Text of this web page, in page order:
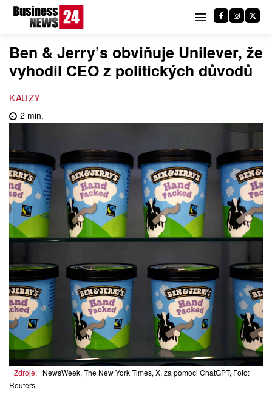
Ben & Jerry’s obviňuje Unilever, že
vyhodil CEO z politických důvodů
KAUZY
2 min.
Zdroje: NewsWeek, The New York Times, X, za pomoci ChatGPT, Foto:
Reuters